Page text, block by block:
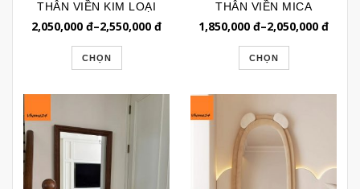
THÂN VIỀN KIM LOẠI
DÁNG VÒM CÓ CHÂN
2,050,000 đ–2,550,000 đ
CHỌN
THÂN VIỀN MICA
TRONG SUỐT DÁNG
1,850,000 đ–2,050,000 đ
CHỌN